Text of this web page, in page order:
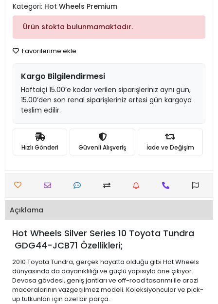
Kategori: Hot Wheels Premium
Ürün stokta bulunmamaktadır.
Favorilerime ekle
Kargo Bilgilendirmesi
Haftaiçi 15.00’e kadar verilen siparişleriniz aynı gün,
15.00’den son renal siparişleriniz ertesi gün kargoya
teslim edilir.
Hızlı Gönderi Güvenli Alışveriş İade ve Değişim
Açıklama
Hot Wheels Silver Series 10 Toyota Tundra
GDG44-JCB71 Özellikleri;
2010 Toyota Tundra, gerçek hayatta olduğu gibi Hot Wheels
dünyasında da dayanıklılığı ve güçlü yapısıyla öne çıkıyor.
Devasa gövdesi, geniş jantları ve off-road tasarımı ile arazi
maceralarının vazgeçilmez modeli. Koleksiyoncular ve pick-
up tutkunları için özel bir parça.